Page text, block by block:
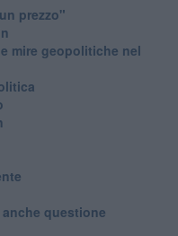
prezzo"
mire geopolitiche nel
questione